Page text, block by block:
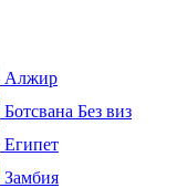
Алжир
Ботсвана Без виз
Египет
Замбия